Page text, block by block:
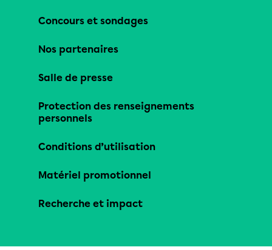
Concours et sondages
Nos partenaires
Salle de presse
Protection des renseignements
personnels
Conditions d’utilisation
Matériel promotionnel
Recherche et impact